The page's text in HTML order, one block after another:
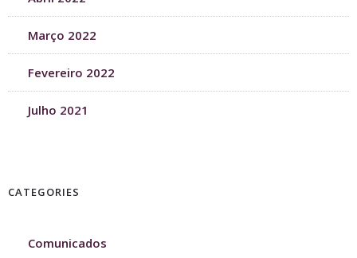
Março 2022
Fevereiro 2022
Julho 2021
CATEGORIES
Comunicados